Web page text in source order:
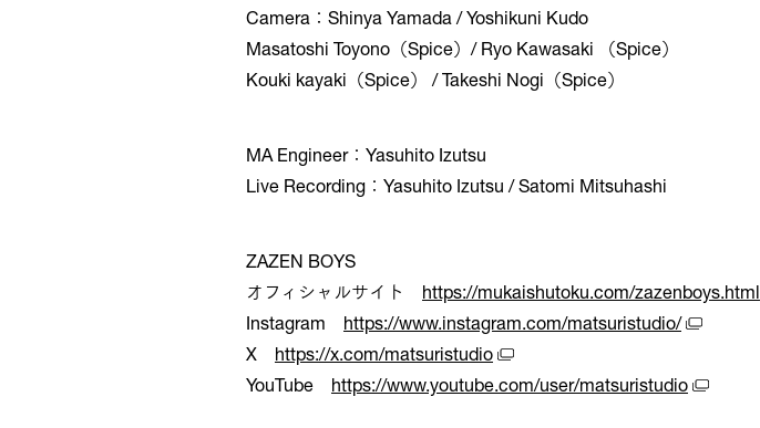
Camera：Shinya Yamada / Yoshikuni Kudo
Masatoshi Toyono（Spice）/ Ryo Kawasaki （Spice）
Kouki kayaki（Spice） / Takeshi Nogi（Spice）
MA Engineer：Yasuhito Izutsu
Live Recording：Yasuhito Izutsu / Satomi Mitsuhashi
ZAZEN BOYS
オフィシャルサイト https://mukaishutoku.com/zazenboys.html
Instagram https://www.instagram.com/matsuristudio/
X https://x.com/matsuristudio
YouTube https://www.youtube.com/user/matsuristudio